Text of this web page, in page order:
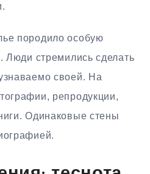
породило особую
Люди стремились сделать
своей. На
репродукции,
Одинаковые стены